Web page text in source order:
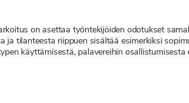
on asettaa työntekijöiden odotukset
tilanteesta riippuen sisältää esimerkiksi
käyttämisestä, palavereihin